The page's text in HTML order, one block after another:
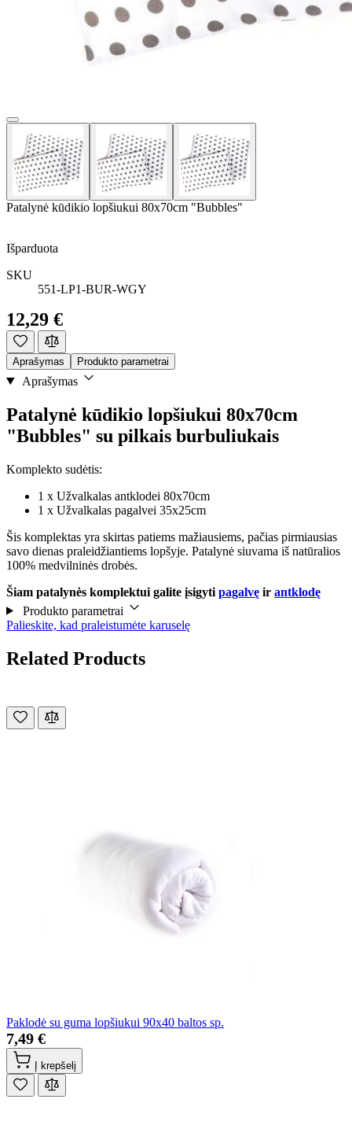
Patalynė kūdikio lopšiukui 80x70cm "Bubbles"
Išparduota
SKU
551-LP1-BUR-WGY
12,29 €
Aprašymas Produkto parametrai
Aprašymas
Patalynė kūdikio lopšiukui 80x70cm
"Bubbles" su pilkais burbuliukais
Komplekto sudėtis:
1 x Užvalkalas antklodei 80x70cm
1 x Užvalkalas pagalvei 35x25cm
Šis komplektas yra skirtas patiems mažiausiems, pačias pirmiausias
savo dienas praleidžiantiems lopšyje. Patalynė siuvama iš natūralios
100% medvilninės drobės.
Šiam patalynės komplektui galite įsigyti pagalvę ir antklodę
Produkto parametrai
Palieskite, kad praleistumėte karuselę
Related Products
Paklodė su guma lopšiukui 90x40 baltos sp.
7,49 €
Į krepšelį